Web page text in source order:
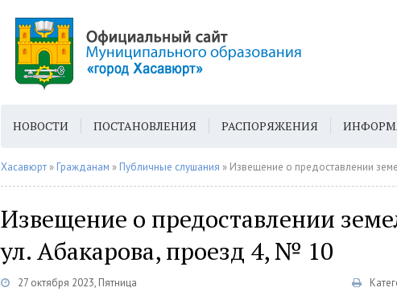
НОВОСТИ ПОСТАНОВЛЕНИЯ РАСПОРЯЖЕНИЯ
ГОРОДСКАЯ СРЕДА ГЕН. ПЛАН
Хасавюрт » Гражданам » Публичные слушания » Извещение о предоставлении
Извещение о предоставлении
ул. Абакарова, проезд 4, № 10
27 октября 2023, Пятница